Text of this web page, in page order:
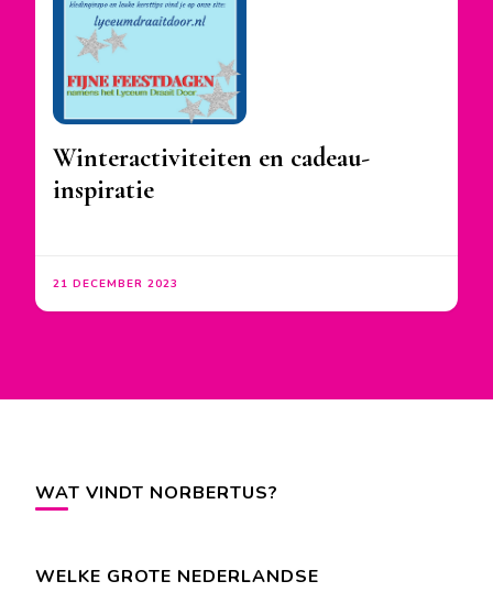
Winteractiviteiten en cadeau-
inspiratie
21 DECEMBER 2023
WAT VINDT NORBERTUS?
WELKE GROTE NEDERLANDSE